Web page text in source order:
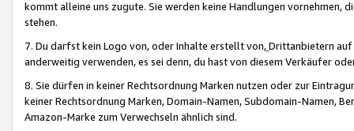
kommt alleine uns zugute. Sie werden keine Handlungen vornehmen,
stehen.
7. Du darfst kein Logo von, oder Inhalte erstellt von,Drittanbietern auf
anderweitig verwenden, es sei denn, du hast von diesem Verkäufer
8. Sie dürfen in keiner Rechtsordnung Marken nutzen oder zur
keiner Rechtsordnung Marken, Domain-Namen, Subdomain-Namen,
Amazon-Marke zum Verwechseln ähnlich sind.